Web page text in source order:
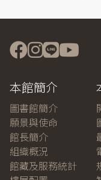
本館簡介
圖書館簡介
願景與使命
館長簡介
組織概況
館藏及服務統計